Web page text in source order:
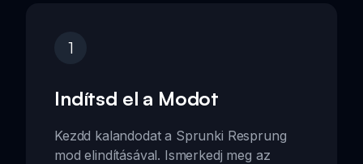
1
Indítsd el a Modot
Kezdd kalandodat a Sprunki Resprung
mod elindításával. Ismerkedj meg az